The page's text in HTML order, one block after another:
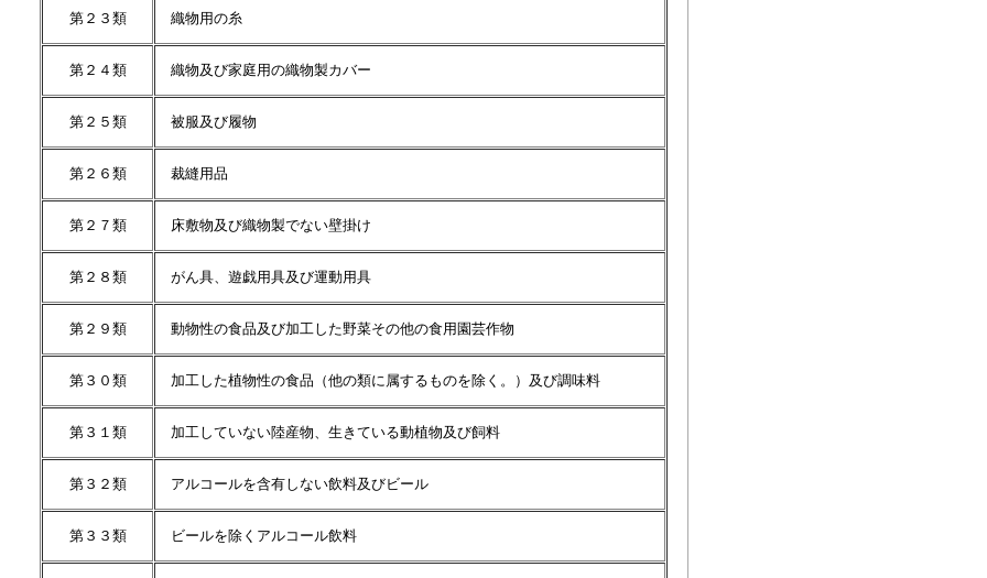
第２３類 織物用の糸
第２４類 織物及び家庭用の織物製カバー
第２５類 被服及び履物
第２６類 裁縫用品
第２７類 床敷物及び織物製でない壁掛け
第２８類 がん具、遊戯用具及び運動用具
第２９類 動物性の食品及び加工した野菜その他の食用園芸作物
第３０類 加工した植物性の食品（他の類に属するものを除く。）及び調味料
第３１類 加工していない陸産物、生きている動植物及び飼料
第３２類 アルコールを含有しない飲料及びビール
第３３類 ビールを除くアルコール飲料